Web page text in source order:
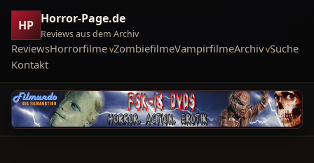
HP Horror-Page.de
Reviews aus dem Archiv
ReviewsHorrorfilme ZombiefilmeVampirfilmeArchiv Suche
Kontakt